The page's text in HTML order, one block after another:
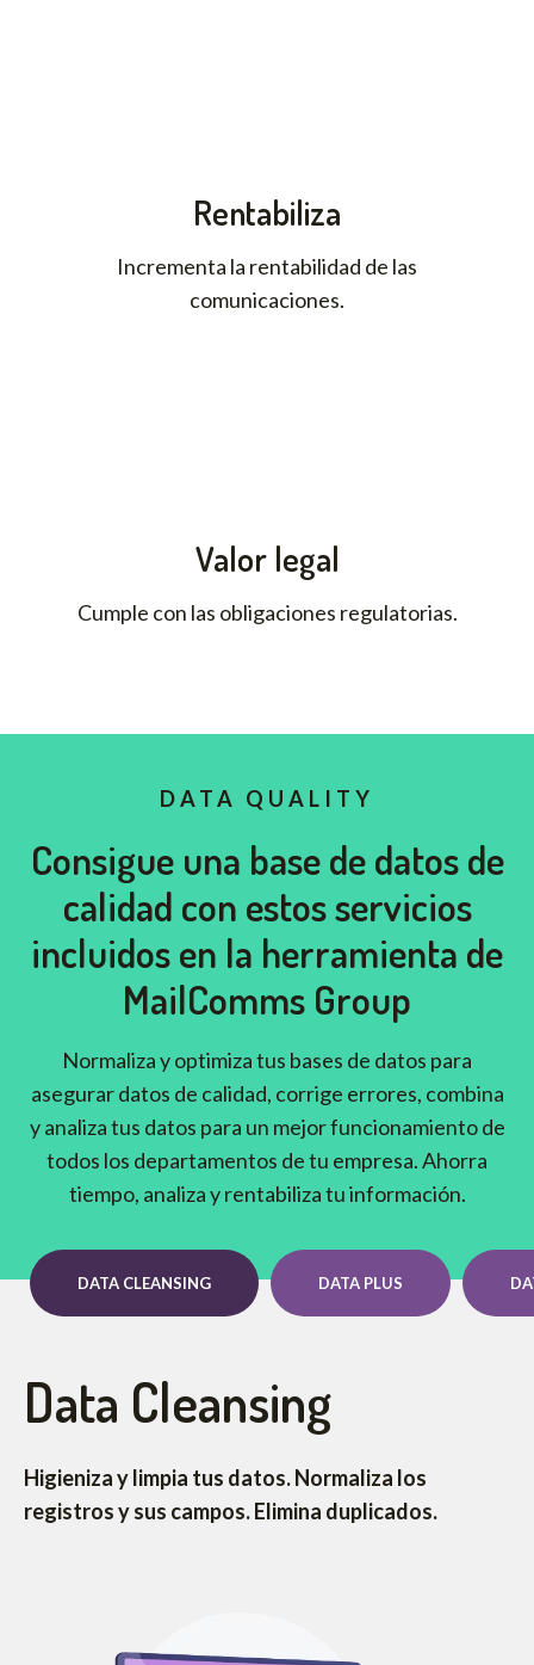
Rentabiliza
Incrementa la rentabilidad de las
comunicaciones.
Valor legal
Cumple con las obligaciones regulatorias.
DATA QUALITY
Consigue una base de datos de
calidad con estos servicios
incluidos en la herramienta de
MailComms Group
Normaliza y optimiza tus bases de datos para
asegurar datos de calidad, corrige errores, combina
y analiza tus datos para un mejor funcionamiento de
todos los departamentos de tu empresa. Ahorra
tiempo, analiza y rentabiliza tu información.
DATA CLEANSING DATA PLUS
Data Cleansing
Higieniza y limpia tus datos. Normaliza los
registros y sus campos. Elimina duplicados.